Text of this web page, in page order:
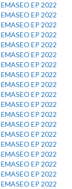
EP 2022
EP 2022
EP 2022
EP 2022
EP 2022
EP 2022
EP 2022
EP 2022
EP 2022
EP 2022
EP 2022
EP 2022
EP 2022
EP 2022
EP 2022
EP 2022
EP 2022
EP 2022
EP 2022